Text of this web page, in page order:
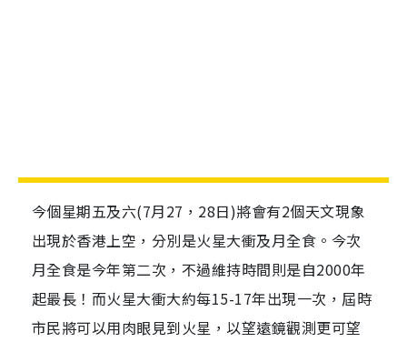
今個星期五及六(7月27，28日)將會有2個天文現象
出現於香港上空，分別是火星大衝及月全食。今次
月全食是今年第二次，不過維持時間則是自2000年
起最長！而火星大衝大約每15-17年出現一次，屆時
市民將可以用肉眼見到火星，以望遠鏡觀測更可望